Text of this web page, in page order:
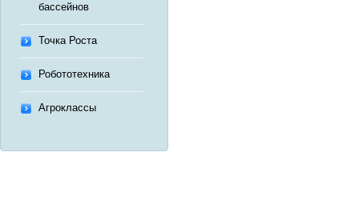
бассейнов
Точка Роста
Робототехника
Агроклассы